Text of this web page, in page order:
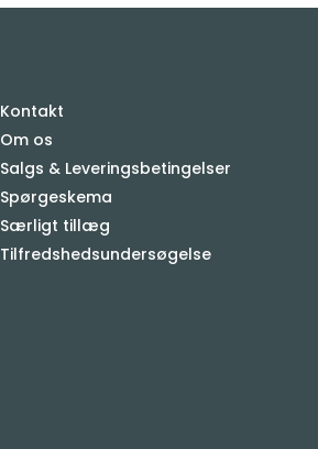
Kontakt
Om os
Salgs & Leveringsbetingelser
Spørgeskema
Særligt tillæg
Tilfredshedsundersøgelse